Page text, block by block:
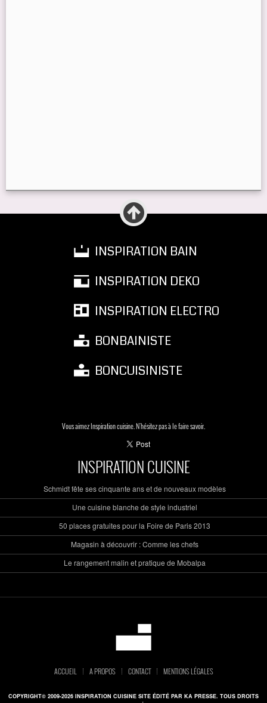
INSPIRATION BAIN
INSPIRATION DEKO
INSPIRATION ELECTRO
BONBAINISTE
BONCUISINISTE
Vous aimez Inspiration cuisine. N'hésitez pas à le faire savoir.
INSPIRATION CUISINE
Schmidt fête ses cinquante ans et de nouveaux modèles
Une cuisine blanche de style industriel
50 places gratuites pour la Foire de Paris 2013
Magasin à découvrir : Comme les chefs
Le rangement malin et pratique de Mobalpa
ACCUEIL A PROPOS CONTACT MENTIONS LÉGALES
COPYRIGHT© 2009-2026 INSPIRATION CUISINE SITE ÉDITÉ PAR KA PRESSE. TOUS DROITS